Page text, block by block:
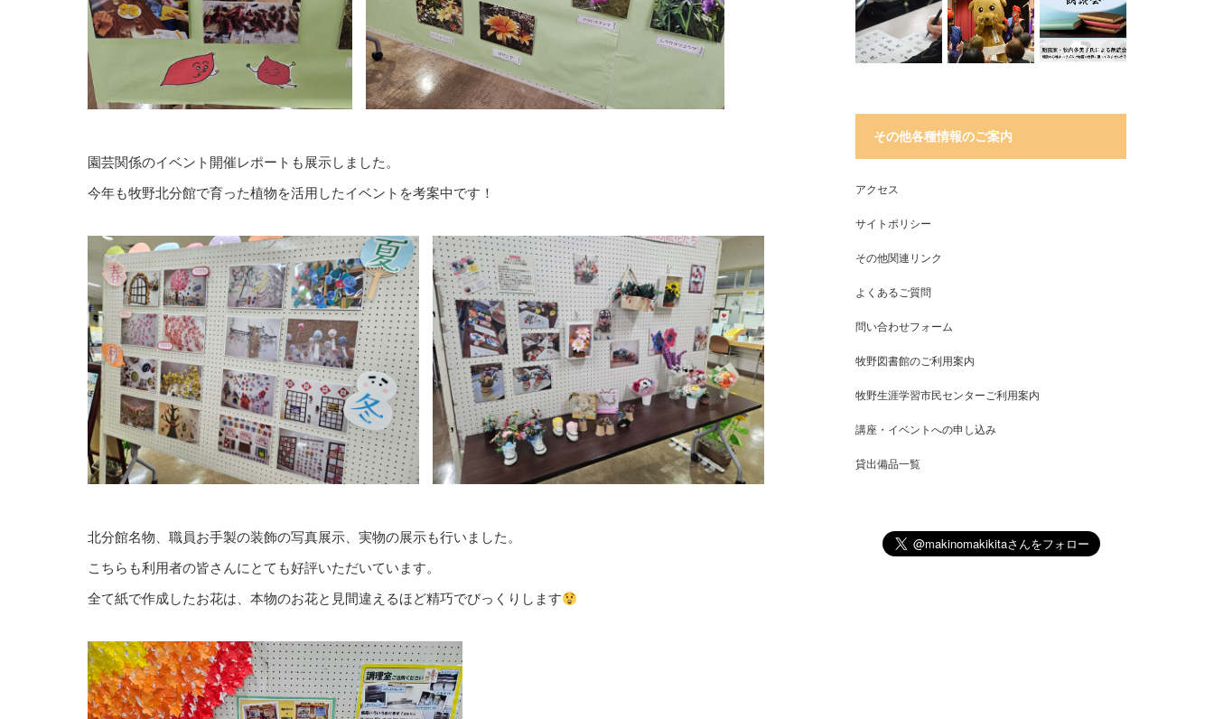
園芸関係のイベント開催レポートも展示しました。
今年も牧野北分館で育った植物を活用したイベントを考案中です！
北分館名物、職員お手製の装飾の写真展示、実物の展示も行いました。
こちらも利用者の皆さんにとても好評いただいています。
全て紙で作成したお花は、本物のお花と見間違えるほど精巧でびっくりします
その他各種情報のご案内
アクセス
サイトポリシー
その他関連リンク
よくあるご質問
問い合わせフォーム
牧野図書館のご利用案内
牧野生涯学習市民センターご利用案内
講座・イベントへの申し込み
貸出備品一覧